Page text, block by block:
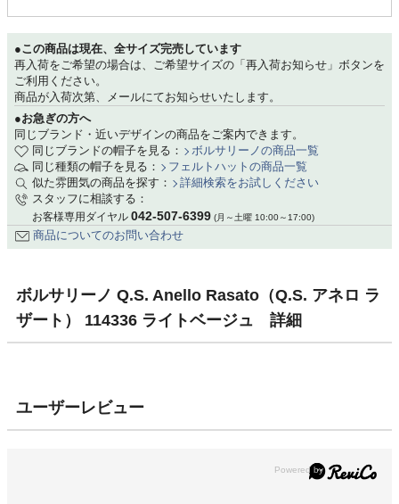
●この商品は現在、全サイズ完売しています
再入荷をご希望の場合は、ご希望サイズの「再入荷お知らせ」ボタンを
ご利用ください。
商品が入荷次第、メールにてお知らせいたします。
●お急ぎの方へ
同じブランド・近いデザインの商品をご案内できます。
同じブランドの帽子を見る：
ボルサリーノの商品一覧
同じ種類の帽子を見る：
フェルトハットの商品一覧
似た雰囲気の商品を探す：
詳細検索をお試しください
スタッフに相談する：
お客様専用ダイヤル 042-507-6399 (月～土曜 10:00～17:00)
商品についてのお問い合わせ
ボルサリーノ Q.S. Anello Rasato（Q.S. アネロ ラ
ザート） 114336 ライトベージュ 詳細
ユーザーレビュー